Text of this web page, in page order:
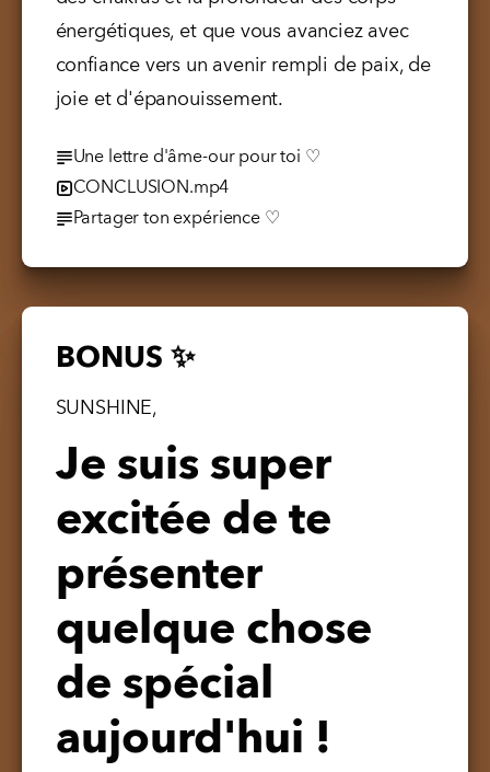
énergétiques, et que vous avanciez avec
confiance vers un avenir rempli de paix, de
joie et d'épanouissement.
Une lettre d'âme-our pour toi ♡
CONCLUSION.mp4
Partager ton expérience ♡
BONUS ✨
SUNSHINE,
Je suis super
excitée de te
présenter
quelque chose
de spécial
aujourd'hui !